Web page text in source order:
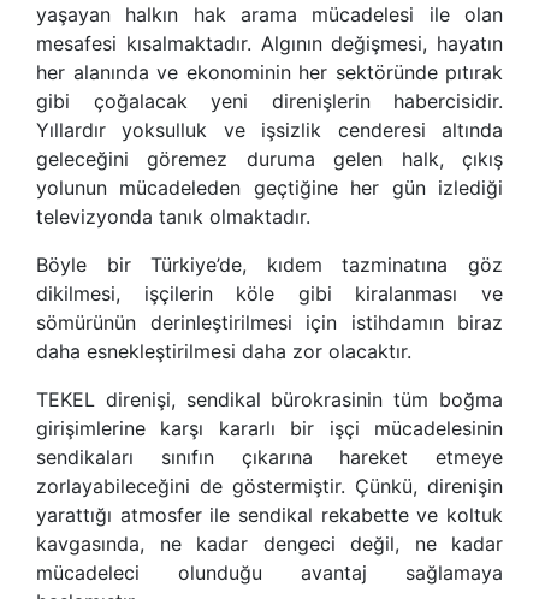
yaşayan halkın hak arama mücadelesi ile olan
mesafesi kısalmaktadır. Algının değişmesi, hayatın
her alanında ve ekonominin her sektöründe pıtırak
gibi çoğalacak yeni direnişlerin habercisidir.
Yıllardır yoksulluk ve işsizlik cenderesi altında
geleceğini göremez duruma gelen halk, çıkış
yolunun mücadeleden geçtiğine her gün izlediği
televizyonda tanık olmaktadır.
Böyle bir Türkiye’de, kıdem tazminatına göz
dikilmesi, işçilerin köle gibi kiralanması ve
sömürünün derinleştirilmesi için istihdamın biraz
daha esnekleştirilmesi daha zor olacaktır.
TEKEL direnişi, sendikal bürokrasinin tüm boğma
girişimlerine karşı kararlı bir işçi mücadelesinin
sendikaları sınıfın çıkarına hareket etmeye
zorlayabileceğini de göstermiştir. Çünkü, direnişin
yarattığı atmosfer ile sendikal rekabette ve koltuk
kavgasında, ne kadar dengeci değil, ne kadar
mücadeleci olunduğu avantaj sağlamaya